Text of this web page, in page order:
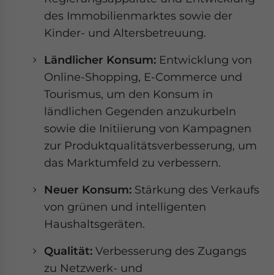
des Immobilienmarktes sowie der
Kinder- und Altersbetreuung.
Ländlicher Konsum: Entwicklung von
Online-Shopping, E-Commerce und
Tourismus, um den Konsum in
ländlichen Gegenden anzukurbeln
sowie die Initiierung von Kampagnen
zur Produktqualitätsverbesserung, um
das Marktumfeld zu verbessern.
Neuer Konsum: Stärkung des Verkaufs
von grünen und intelligenten
Haushaltsgeräten.
Qualität: Verbesserung des Zugangs
zu Netzwerk- und